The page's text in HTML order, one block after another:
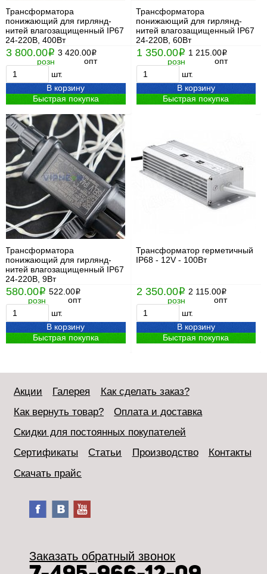
Трансформатора
понижающий для гирлянд-
нитей влагозащищенный IP67
24-220В, 400Вт
3 800.00i
розн
3 420.00i
опт
шт.
В корзину
Быстрая покупка
Трансформатора
понижающий для гирлянд-
нитей влагозащищенный IP67
24-220В, 60Вт
1 350.00i
розн
1 215.00i
опт
шт.
В корзину
Быстрая покупка
Трансформатора
понижающий для гирлянд-
нитей влагозащищенный IP67
24-220В, 9Вт
580.00i
розн
522.00i
опт
шт.
В корзину
Быстрая покупка
Трансформатор герметичный
IP68 - 12V - 100Вт
2 350.00i
розн
2 115.00i
опт
шт.
В корзину
Быстрая покупка
Акции Галерея
Как сделать заказ?
Как вернуть товар?
Оплата и доставка
Скидки для постоянных покупателей
Сертификаты
Статьи Производство
Контакты
Скачать прайс
Заказать обратный звонок